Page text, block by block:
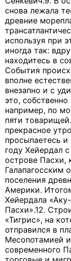
снова лежала
древние
используя при
иногда так:
находитесь в
События
вполне
внезапно и с
это,
например, по
пяти
прекрасное
просыпаетесь и
году Хейердал
острове
Галапагосским
поселения
Америки.
Хейердала
Пасхи».12.
«Тигрис», на
отправился в
Месопотамией
современного